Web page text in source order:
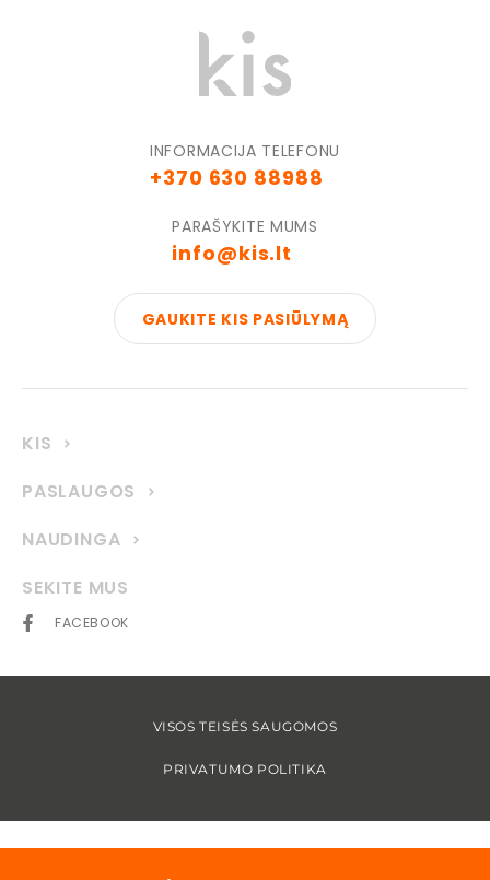
INFORMACIJA TELEFONU
+370 630 88988
PARAŠYKITE MUMS
info@kis.lt
GAUKITE KIS PASIŪLYMĄ
KIS
PASLAUGOS
NAUDINGA
SEKITE MUS
FACEBOOK
VISOS TEISĖS SAUGOMOS
PRIVATUMO POLITIKA